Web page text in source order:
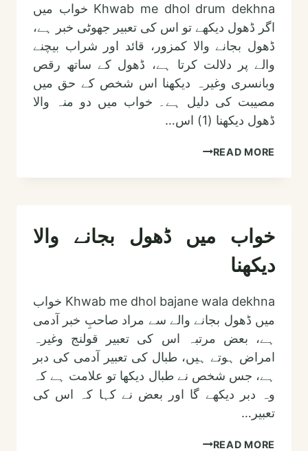
ناراضگی
دیکھنا
Khwab me dhol drum dekhna خواب میں
اگر ڈھول دیکھے تو اس کی تعبیر جھوٹی خبر ہے،
ڈھول بجانے والا کمزور، قائد اور شراب بیچنے
والے پر دلالت کرتا ہے، ڈھول کے ساتھ رقص
وبانسری وغیرہ دیکھنا اس شخص کے حق میں
مصیبت کی دلیل ہے۔ خواب میں دو منہ والا
ڈھول دیکھنا (1) اس…
READ MOREخواب
خواب میں ڈھول بجانے والا
دیکھنا
Khwab me dhol bajane wala dekhna خواب
میں ڈھول بجانے والے سے مراد صاحبِ خبر آدمی
ہے، بعض مرتبہ اس کی تعبیر قولنج وغیرہ
امراض ہوتے ہیں، طبال کی تعبیر آدمی کی دبر
ہے، جس شخص نے طبال دیکھا تو علامت ہے کہ
وہ دبر دیکھے گا اور بعض نے کہا کہ اس کی
تعبیر…
READ MOREخواب